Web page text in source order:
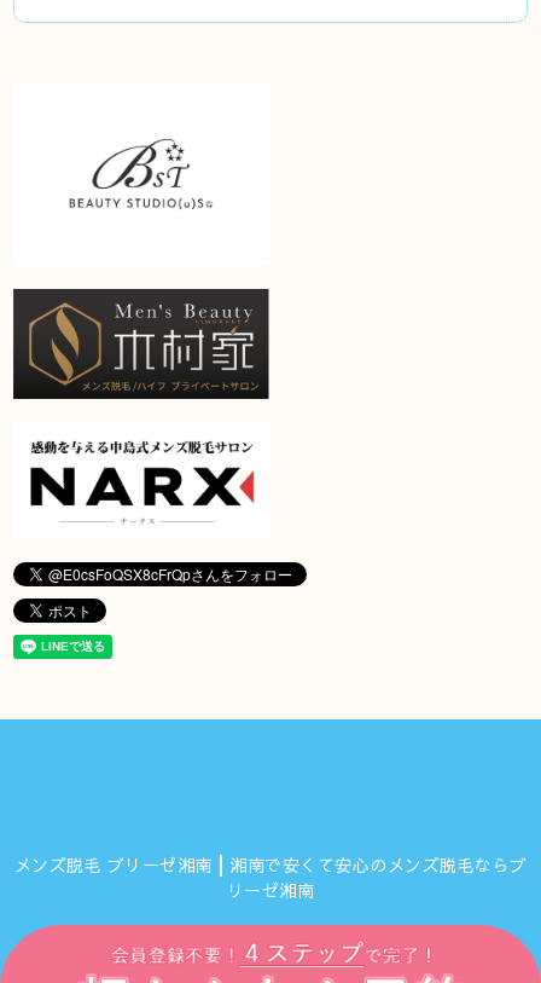
メンズ脱毛 ブリーゼ湘南┃湘南で安くて安心のメンズ脱毛ならブ
リーゼ湘南